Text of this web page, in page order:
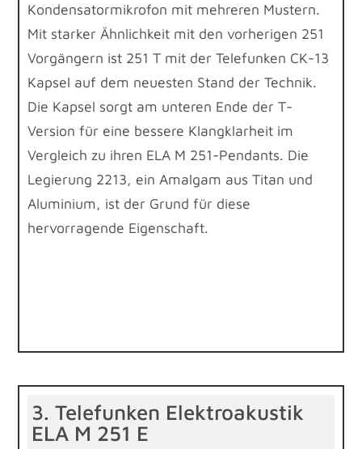
Kondensatormikrofon mit mehreren Mustern.
Mit starker Ähnlichkeit mit den vorherigen 251
Vorgängern ist 251 T mit der Telefunken CK-13
Kapsel auf dem neuesten Stand der Technik.
Die Kapsel sorgt am unteren Ende der T-
Version für eine bessere Klangklarheit im
Vergleich zu ihren ELA M 251-Pendants. Die
Legierung 2213, ein Amalgam aus Titan und
Aluminium, ist der Grund für diese
hervorragende Eigenschaft.
3. Telefunken Elektroakustik
ELA M 251 E